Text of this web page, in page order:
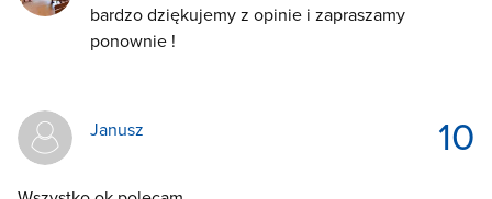
bardzo dziękujemy z opinie i zapraszamy
ponownie !
10
Janusz